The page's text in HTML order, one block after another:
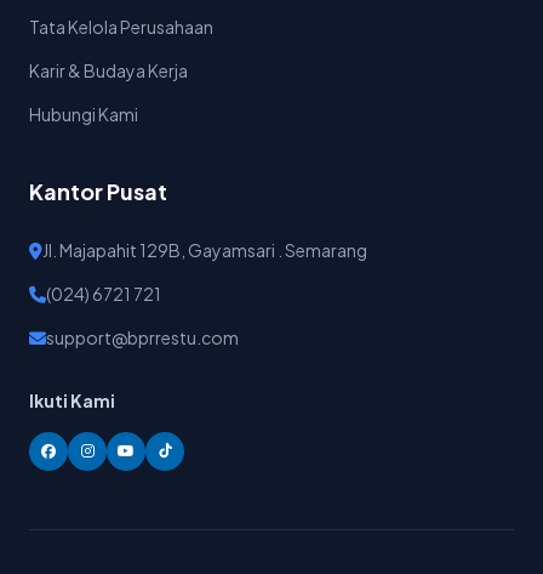
Tata Kelola Perusahaan
Karir & Budaya Kerja
Hubungi Kami
Kantor Pusat
Jl. Majapahit 129B, Gayamsari . Semarang
(024) 6721 721
support@bprrestu.com
Ikuti Kami